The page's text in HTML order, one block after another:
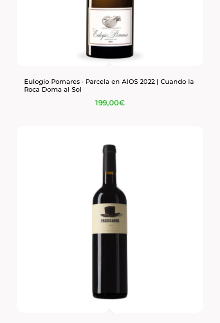
Eulogio Pomares · Parcela en AIOS 2022 | Cuando la
Roca Doma al Sol
199,00€